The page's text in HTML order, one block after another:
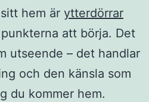
hem är ytterdörrar
att börja. Det
utseende – det handlar
och den känsla som
du kommer hem.